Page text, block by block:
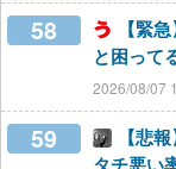
58
【緊
と困って
2026/08/07
59
【悲